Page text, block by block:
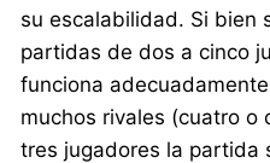
su escalabilidad. Si bien
partidas de dos a cinco
funciona
muchos rivales (cuatro o
tres jugadores la partida